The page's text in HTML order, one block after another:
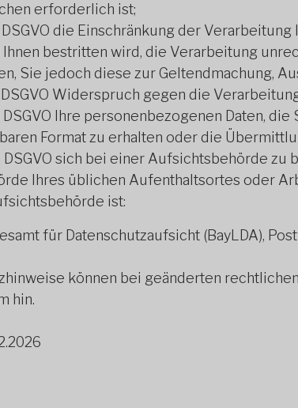
erforderlich ist;
DSGVO die Einschränkung der
Ihnen bestritten wird, die Verarbeitung
Sie jedoch diese zur Geltendmachung,
DSGVO Widerspruch gegen die
DSGVO Ihre personenbezogenen Daten,
Format zu erhalten oder die
DSGVO sich bei einer Aufsichtsbehörde
Ihres üblichen Aufenthaltsortes oder
ist:
für Datenschutzaufsicht (BayLDA),
können bei geänderten
hin.